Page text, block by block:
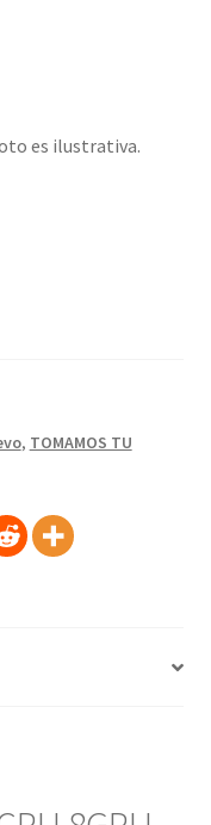
es ilustrativa.
, TOMAMOS TU